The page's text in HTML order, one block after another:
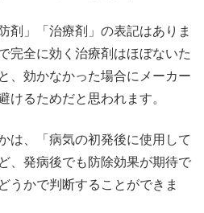
剤」「治療剤」の表記はありま
完全に効く治療剤はほぼないた
、効かなかった場合にメーカー
けるためだと思われます。
は、「病気の初発後に使用して
、発病後でも防除効果が期待で
うかで判断することができま